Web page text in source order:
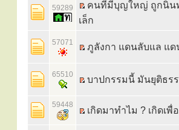
59289
คนที่มีบุญใหญ่ ถูกนิน
เล็ก
57071 ภูลังกา แดนลับแล แ
65510 บาปกรรมนี้ มันยุติธร
59448
เกิดมาทำไม ? เกิดเ